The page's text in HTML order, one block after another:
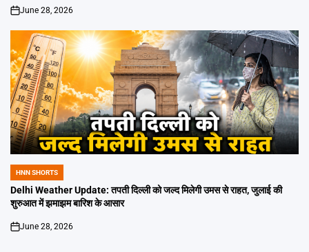
on
June 28, 2026
POSTED
IN
HNN SHORTS
Delhi Weather Update: तपती दिल्ली को जल्द मिलेगी उमस से राहत, जुलाई की
शुरुआत में झमाझम बारिश के आसार
on
June 28, 2026